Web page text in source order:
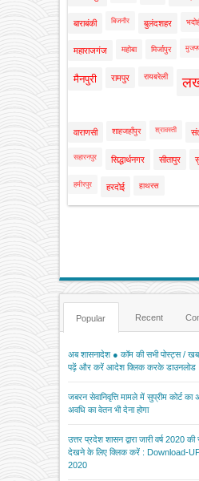
बाराबंकी बिजनौर बुलंदशहर
महाराजगंज महोबा मिर्जापुर
मैनपुरी रामपुर रायबरेली
वाराणसी शाहजहाँपुर श्रावस्ती
सहारनपुर सिद्धार्थनगर सीतापुर
हमीरपुर हरदोई हाथरस
Popular Recent
अब शासनादेश ● कॉम की सभी पोस्ट्स /
पढ़ें और करें आदेश क्लिक करके डाउनलोड
जबरन सेवानिवृत्ति मामले में सुप्रीम कोर्ट
अवधि का वेतन भी देना होगा
उत्तर प्रदेश शासन द्वारा जारी वर्ष 2020
देखने के लिए क्लिक करें : Download-
2020